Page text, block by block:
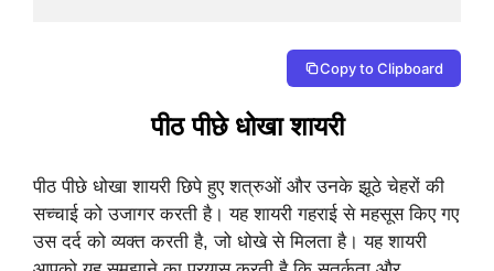
Copy to Clipboard
पीठ पीछे धोखा शायरी
पीठ पीछे धोखा शायरी छिपे हुए शत्रुओं और उनके झूठे चेहरों की
सच्चाई को उजागर करती है। यह शायरी गहराई से महसूस किए गए
उस दर्द को व्यक्त करती है, जो धोखे से मिलता है। यह शायरी